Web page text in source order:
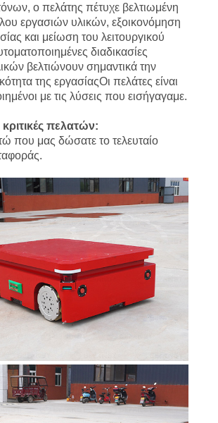
ο πελάτης πέτυχε βελτιωμένη
εργασιών υλικών, εξοικονόμηση
και μείωση του λειτουργικού
διαδικασίες
βελτιώνουν σημαντικά την
της εργασίαςΟι πελάτες είναι
με τις λύσεις που εισήγαγαμε.
πελατών:
που μας δώσατε το τελευταίο